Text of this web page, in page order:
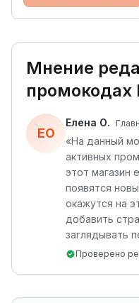
Мнение
промокодах
ЕО
Елена О.
«На данный
активных
этот магазин
появятся
окажутся на
добавить
заглядывать
Проверено